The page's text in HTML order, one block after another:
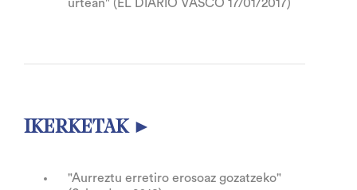
urtean" (EL DIARIO VASCO 17/01/2017)
IKERKETAK ►
"Aurreztu erretiro erosoaz gozatzeko"